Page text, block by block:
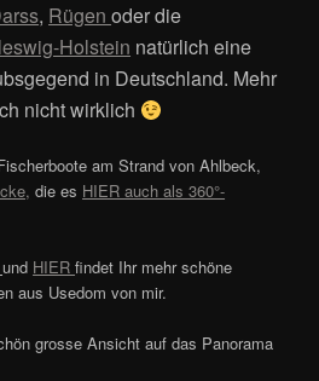
, Rügenoder die
Holstein natürlich eine
in Deutschland. Mehr
nicht wirklich
am Strand von Ahlbeck,
die es HIER auch als 360°-
und HIERfindet Ihr mehr schöne
aus Usedom von mir.
grosse Ansicht auf das Panorama